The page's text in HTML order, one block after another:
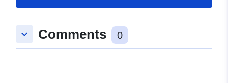
keyboard_arrow_down Comments 0